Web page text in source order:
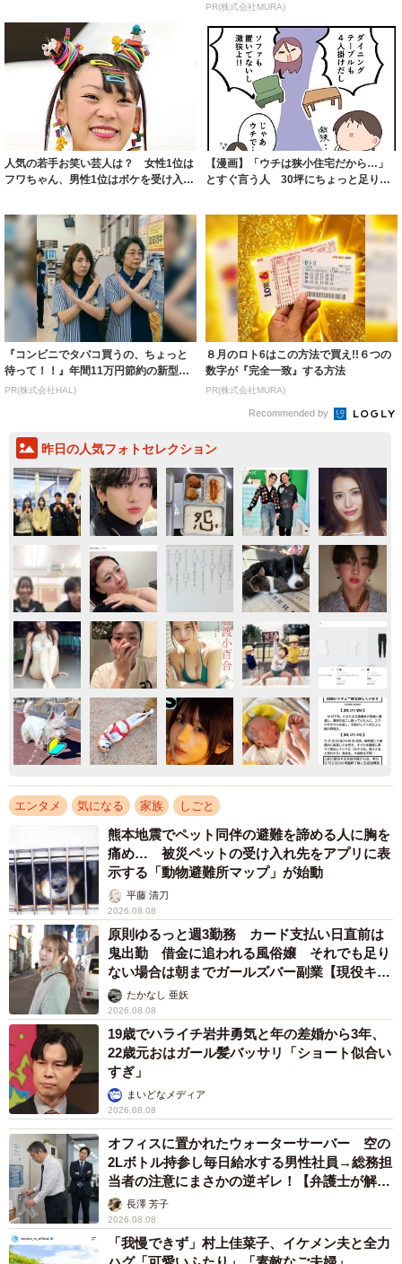
PR(株式会社MURA)
人気の若手お笑い芸人は？ 女性1位は
フワちゃん、男性1位はボケを受け入れ
【漫画】「ウチは狭小住宅だから…」
とすぐ言う人 30坪にちょっと足りな
『コンビニでタバコ買うの、ちょっと
待って！！』年間11万円節約の新型タ
バコ
PR(株式会社HAL)
８月のロト6はこの方法で買え!!６つの
数字が『完全一致』する方法
PR(株式会社MURA)
Recommended by
昨日の人気フォトセレクション
エンタメ 気になる 家族 しごと
熊本地震でペット同伴の避難を諦める人に胸を
痛め… 被災ペットの受け入れ先をアプリに表
示する「動物避難所マップ」が始動
平藤 清刀
2026.08.08
原則ゆるっと週3勤務 カード支払い日直前は
鬼出勤 借金に追われる風俗嬢 それでも足り
ない場合は朝までガールズバー副業【現役キャ
ストに取材】
たかなし 亜妖
2026.08.08
19歳でハライチ岩井勇気と年の差婚から3年、
22歳元おはガール髪バッサリ「ショート似合い
すぎ」
まいどなメディア
2026.08.08
オフィスに置かれたウォーターサーバー 空の
2Lボトル持参し毎日給水する男性社員→総務担
当者の注意にまさかの逆ギレ！【弁護士が解
説】長澤 芳子
2026.08.08
「我慢できず」村上佳菜子、イケメン夫と全力